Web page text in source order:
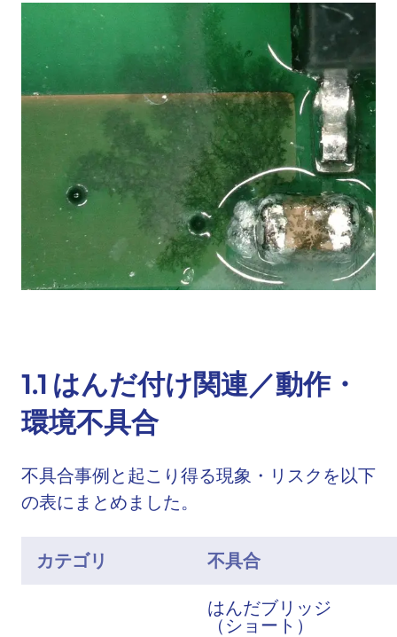
1.1 はんだ付け関連／動作・
環境不具合
不具合事例と起こり得る現象・リスクを以下
の表にまとめました。
カテゴリ 不具合
はんだブリッジ
（ショート）